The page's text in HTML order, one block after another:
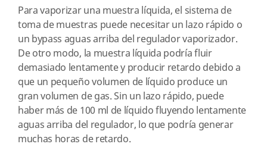
Para vaporizar una muestra líquida, el sistema de
toma de muestras puede necesitar un lazo rápido o
un bypass aguas arriba del regulador vaporizador.
De otro modo, la muestra líquida podría fluir
demasiado lentamente y producir retardo debido a
que un pequeño volumen de líquido produce un
gran volumen de gas. Sin un lazo rápido, puede
haber más de 100 ml de líquido fluyendo lentamente
aguas arriba del regulador, lo que podría generar
muchas horas de retardo.